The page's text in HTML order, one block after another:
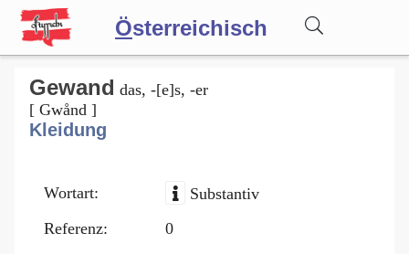
Österreichisch
Wörterbuch
Forum
Blog
Gewand das, -[e]s, -er
[ Gwånd ]
Kleidung
Wortart:
Substantiv
Referenz:
0